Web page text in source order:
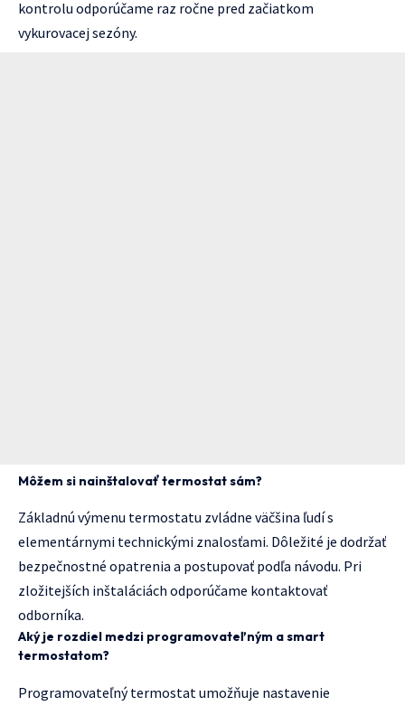
kontrolu odporúčame raz ročne pred začiatkom
vykurovacej sezóny.
Môžem si nainštalovať termostat sám?
Základnú výmenu termostatu zvládne väčšina ľudí s
elementárnymi technickými znalosťami. Dôležité je dodržať
bezpečnostné opatrenia a postupovať podľa návodu. Pri
zložitejších inštaláciách odporúčame kontaktovať
odborníka.
Aký je rozdiel medzi programovateľným a smart
termostatom?
Programovateľný termostat umožňuje nastavenie